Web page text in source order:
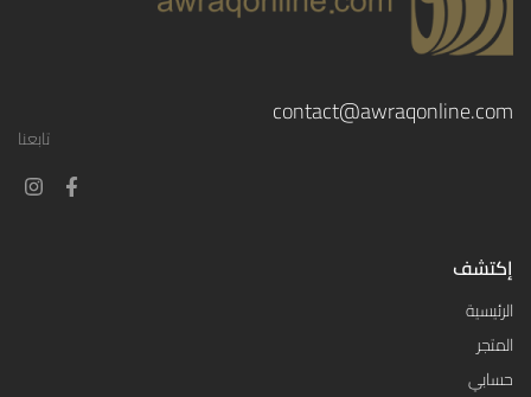
contact@awraqonline.com
تابعنا
إكتشف
الرئيسية
المتجر
حسابي